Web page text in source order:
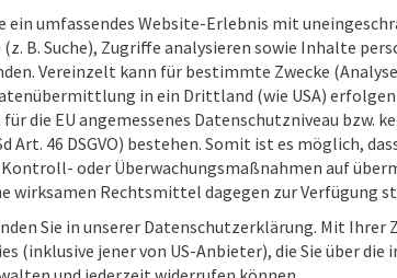
merken: Kulturhaus Römerfeld
ein umfassendes Website-Erlebnis mit
B. Suche), Zugriffe analysieren sowie Inhalte
Vereinzelt kann für bestimmte Zwecke
in ein Drittland (wie USA) erfolgen
für die EU angemessenes Datenschutzniveau bzw.
Art. 46 DSGVO) bestehen. Somit ist es möglich,
Kontroll- oder Überwachungsmaßnahmen auf
wirksamen Rechtsmittel dagegen zur Verfügung
Sie in unserer Datenschutzerklärung. Mit Ihrer
(inklusive jener von US-Anbieter), die Sie über die